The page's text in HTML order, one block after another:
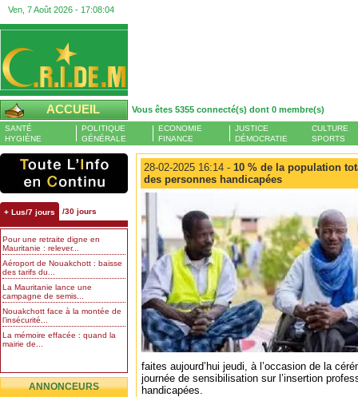
Ven, 7 Août 2026 - 17:08:05
ACCUEIL Vous êtes 5355 connecté(s) dont 0 membre(s)
SANTÉ
HYGIÈNE
POLITIQUE
GÉNÉRALE
ECONOMIE
FINANCE
JUSTICE
DÉMOCRATIE
CULTURE
SPORTS
+ Lus/7 jours /30 jours
Pour une retraite digne en
Mauritanie : relever...
Aéroport de Nouakchott : baisse
des tarifs du...
La Mauritanie lance une
campagne de semis...
Nouakchott face à la montée de
l’insécurité...
La mémoire effacée : quand la
mairie de...
ANNONCEURS
28-02-2025 16:14 - 10 % de la population
des personnes handicapées
faites aujourd’hui jeudi, à l’occasion de la
journée de sensibilisation sur l’insertion
handicapées.